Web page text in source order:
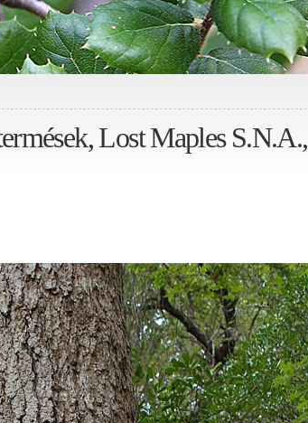
Lost Maples S.N.A.,